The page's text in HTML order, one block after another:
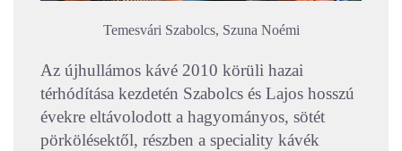
Temesvári Szabolcs, Szuna Noémi
Az újhullámos kávé 2010 körüli hazai
térhódítása kezdetén Szabolcs és Lajos hosszú
évekre eltávolodott a hagyományos, sötét
pörkölésektől, részben a speciality kávék